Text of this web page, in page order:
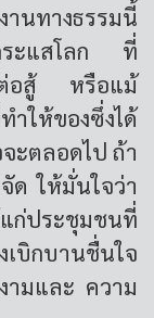
นทางธรรมนี้
ระแสโลก ที่
รต่อสู้ หรือแม้
าให้ของซึ่งได้
ะตลอดไป ถ้า
ด ให้มั่นใจว่า
ก่ประชุมชนที่
บิกบานชื่นใจ
ามและ ความ